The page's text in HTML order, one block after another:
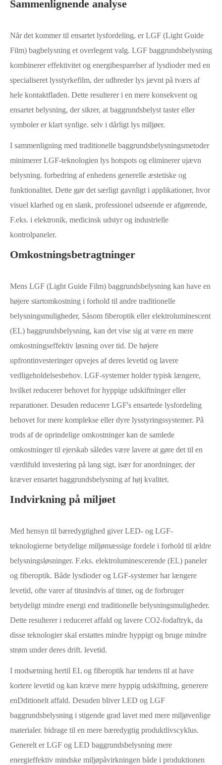
Sammenlignende analyse
Når det kommer til ensartet lysfordeling, er LGF (Light Guide
Film) bagbelysning et overlegent valg. LGF baggrundsbelysning
kombinerer effektivitet og energibesparelser af lysdioder med en
specialiseret lysstyrkefilm, der udbreder lys jævnt på tværs af
hele kontaktfladen. Dette resulterer i en mere konsekvent og
ensartet belysning, der sikrer, at baggrundsbelyst taster eller
symboler er klart synlige. selv i dårligt lys miljøer.
I sammenligning med traditionelle baggrundsbelysningsmetoder
minimerer LGF-teknologien lys hotspots og eliminerer ujævn
belysning. forbedring af enhedens generelle æstetiske og
funktionalitet. Dette gør det særligt gavnligt i applikationer, hvor
visuel klarhed og en slank, professionel udseende er afgørende,
F.eks. i elektronik, medicinsk udstyr og industrielle
kontrolpaneler.
Omkostningsbetragtninger
Mens LGF (Light Guide Film) baggrundsbelysning kan have en
højere startomkostning i forhold til andre traditionelle
belysningsmuligheder, Såsom fiberoptik eller elektroluminescent
(EL) baggrundsbelysning, kan det vise sig at være en mere
omkostningseffektiv løsning over tid. De højere
upfrontinvesteringer opvejes af deres levetid og lavere
vedligeholdelsesbehov. LGF-systemer holder typisk længere,
hvilket reducerer behovet for hyppige udskiftninger eller
reparationer. Desuden reducerer LGF's ensartede lysfordeling
behovet for mere komplekse eller dyre lysstyringssystemer. På
trods af de oprindelige omkostninger kan de samlede
omkostninger til ejerskab således være lavere at gøre det til en
værdifuld investering på lang sigt, især for anordninger, der
kræver ensartet baggrundsbelysning af høj kvalitet.
Indvirkning på miljøet
Med hensyn til bæredygtighed giver LED- og LGF-
teknologierne betydelige miljømæssige fordele i forhold til ældre
belysningsløsninger. F.eks. elektroluminescerende (EL) paneler
og fiberoptik. Både lysdioder og LGF-systemer har længere
levetid, ofte varer af titusindvis af timer, og de forbruger
betydeligt mindre energi end traditionelle belysningsmuligheder.
Dette resulterer i reduceret affald og lavere CO2-fodaftryk, da
disse teknologier skal erstattes mindre hyppigt og bruge mindre
strøm under deres drift. levetid.
I modsætning hertil EL og fiberoptik har tendens til at have
kortere levetid og kan kræve mere hyppig udskiftning, generere
enDditionelt affald. Desuden bliver LED og LGF
baggrundsbelysning i stigende grad lavet med mere miljøvenlige
materialer. bidrage til en mere bæredygtig produktlivscyklus.
Generelt er LGF og LED baggrundsbelysning mere
energieffektiv mindske miljøpåvirkningen både i produktionen